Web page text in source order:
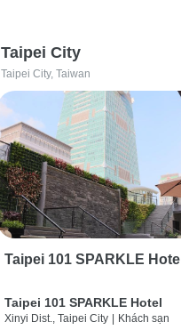
Taipei City
Taipei City, Taiwan
Taipei 101 SPARKLE Hotel
Taipei 101 SPARKLE Hotel
Xinyi Dist., Taipei City Khách sạn